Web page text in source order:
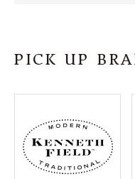
INFORMATION
ご利用ガイド
プライバシーポリシー
特定商取引法について
お問い合わせ
PICK UP